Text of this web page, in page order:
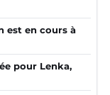
est en cours à
pour Lenka,